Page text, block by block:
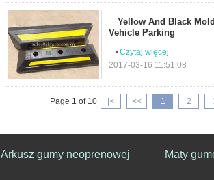
Yellow And Black
Vehicle Parking
Czytaj więcej
2017-03-16 11:51:08
Page 1 of 10 |< << 1 2
Arkusz gumy neoprenowej Maty